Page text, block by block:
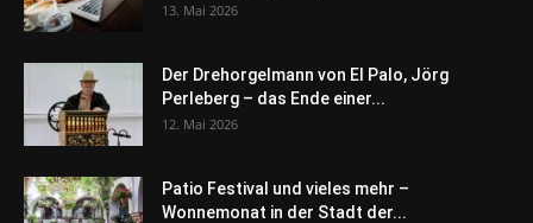
13. Mai 2026
Der Drehorgelmann von El Palo, Jörg
Perleberg – das Ende einer...
12. Mai 2026
Patio Festival und vieles mehr –
Wonnemonat in der Stadt der...